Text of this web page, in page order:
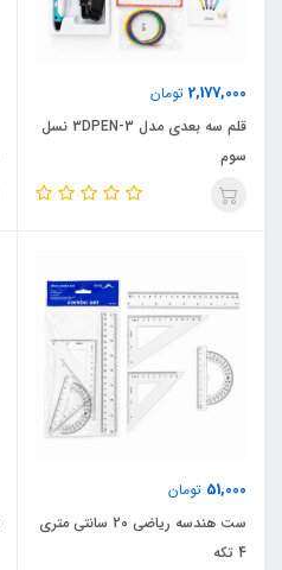
2,177,000 تومان
قلم سه بعدی مدل 3DPEN-3 نسل
سوم
51,000 تومان
ست هندسه ریاضی 20 سانتی متری
4 تکه